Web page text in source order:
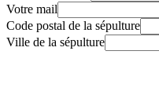
Votre mail
Code postal de la sépulture
Ville de la sépulture